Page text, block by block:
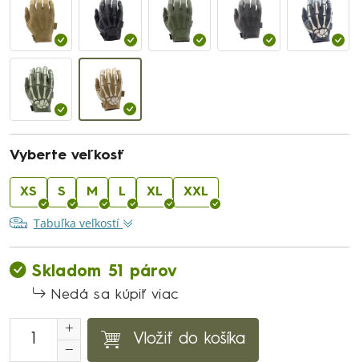
Vyberte veľkosť
XS S M L XL XXL
Tabuľka veľkostí
Skladom 51 párov
Nedá sa kúpiť viac
Vložiť do košíka